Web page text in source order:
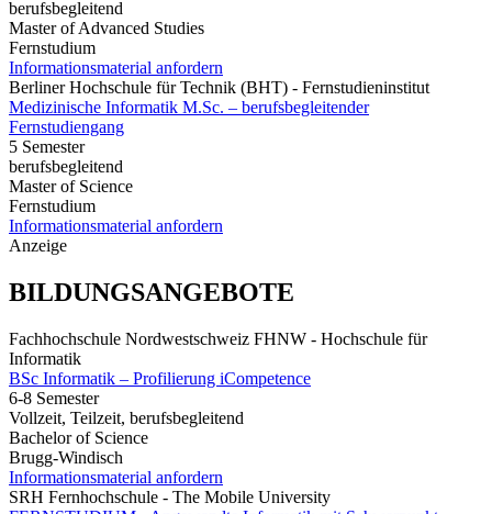
berufsbegleitend
Master of Advanced Studies
Fernstudium
Informationsmaterial anfordern
Berliner Hochschule für Technik (BHT) - Fernstudieninstitut
Medizinische Informatik M.Sc. – berufsbegleitender
Fernstudiengang
5 Semester
berufsbegleitend
Master of Science
Fernstudium
Informationsmaterial anfordern
Anzeige
BILDUNGSANGEBOTE
Fachhochschule Nordwestschweiz FHNW - Hochschule für
Informatik
BSc Informatik – Profilierung iCompetence
6-8 Semester
Vollzeit, Teilzeit, berufsbegleitend
Bachelor of Science
Brugg-Windisch
Informationsmaterial anfordern
SRH Fernhochschule - The Mobile University